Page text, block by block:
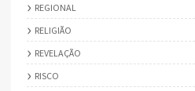
REGIONAL
RELIGIÃO
REVELAÇÃO
RISCO